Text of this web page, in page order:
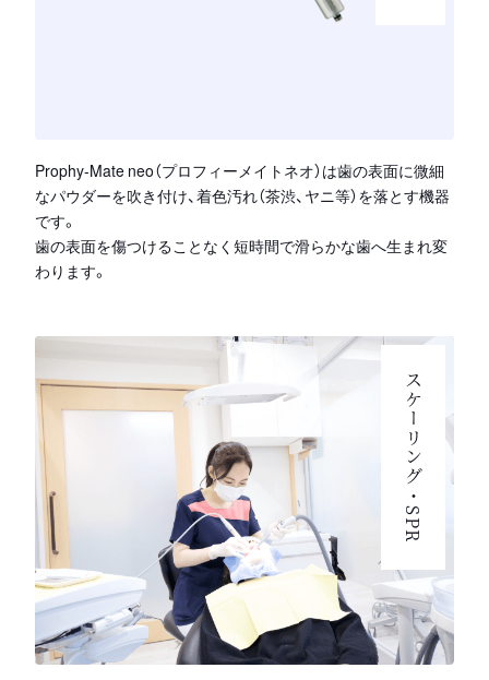
Prophy-Mate neo（プロフィーメイトネオ）は歯の表面に微細
なパウダーを吹き付け、着色汚れ（茶渋、ヤニ等）を落とす機器
です。
歯の表面を傷つけることなく短時間で滑らかな歯へ生まれ変
わります。
スケーリング・SPR